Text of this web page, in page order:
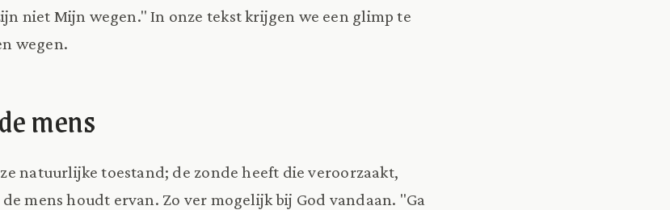
niet Mijn wegen." In onze tekst krijgen we een glimp te
wegen.
mens
natuurlijke toestand; de zonde heeft die veroorzaakt,
mens houdt ervan. Zo ver mogelijk bij God vandaan. "Ga